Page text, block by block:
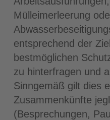
Mülleimerleerung
entsprechend der
bestmöglichen
zu hinterfragen und
Sinngemäß gilt dies
Zusammenkünfte
(Besprechungen,